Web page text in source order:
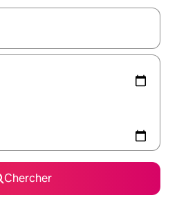
affichés, parcourez-les en utilisant
Chercher